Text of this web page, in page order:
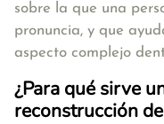
sobre la que una
pronuncia, y que
aspecto complejo
¿Para qué sirve
reconstrucción